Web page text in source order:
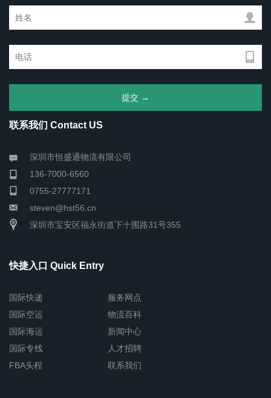
联系我们 Contact US
深圳市恒盛通物流有限公司
136-7000-6560
0755-27777171
steven@hst56.cn
深圳市宝安区福永街道下十围路31号355
快捷入口 Quick Entry
国际快递
国际空运
国际海运
国际专线
FBA头程
服务网点
物流百科
新闻中心
人才招聘
联系我们